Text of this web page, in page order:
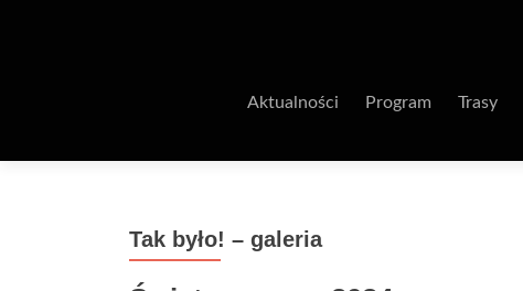
Aktualności Program Trasy
Tak było! – galeria